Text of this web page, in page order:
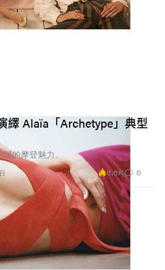
繹 Alaïa「Archetype」典型
的摩登魅力。
6.6K 0